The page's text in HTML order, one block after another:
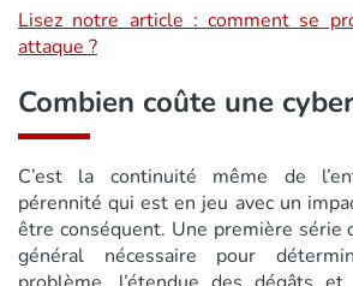
Lisez notre article : comment se
attaque ?
Combien coûte une
C’est la continuité même de
pérennité qui est en jeu avec un
être conséquent. Une première série
général nécessaire pour